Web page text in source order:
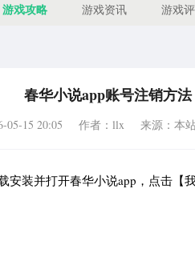
游戏攻略 游戏资讯 游戏
春华小说app账号注销方法
05-15 20:05 作者：llx 来源：本
安装并打开春华小说app，点击【